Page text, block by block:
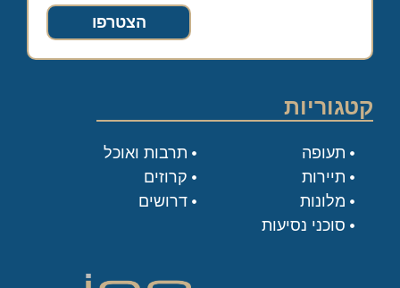
הצטרפו
קטגוריות
תעופה
תיירות
מלונות
סוכני נסיעות
תרבות ואוכל
קרוזים
דרושים